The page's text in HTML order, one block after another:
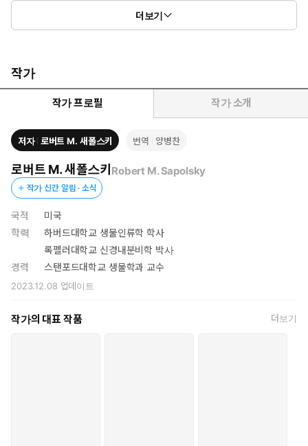
가”라 평한, 세계 최고의 신경과학자 로버트 M. 새폴스키의 신작
『모든 것은 결정되어 있다』가 출간됐다. 새폴스키는 전작 『행
동』에서 인간이 때로 왜 최선의 행동을 하고, 왜 최악의 행동을
하는지, 그에 영향을 미친 것은 무엇인지에 관한 질문을 신경생
물학적 관점에서 다뤘다. 이 논의의 연장선상에서 그는 인간의
행동과 생각을 결정하는 문제에 대한 또다른 논쟁을 다루는데, 바
로 ‘자유의지’다. 과연 인간에게는 특정 행동을 지시하는 별도의
자아나 의식이 존재하는가?
오랫동안 과학계와 철학계에서 ‘결정론’과 ‘자유의지’를 둘러싼 논쟁
―세계는 자연법칙에 따라 특정하게 결정된 것인지 아닌지, 또한 인
간의 행동이 유전과 환경의 지배에 따라 결정되는 것인지, 순전히
자유의지에 따른 것인지―은 지속되었으며, 이는 학계는 물론 종교
와 사법 분야에서도 깊이 다뤄진 주제다. 또한 자연과학이 발전하면
인정할지의 문제는 뇌과학과 심리학의 뜨거운 감자였다. 지속된 논
행동은 결정론을 따르지만 자유의지도 있다’는 것이다. 하지만 새폴
더보기
작가
작가 프로필 작가 소개
저자 로버트 M. 새폴스키 번역 양병찬
로버트 M. 새폴스키 Robert M. Sapolsky
작가 신간 알림 · 소식
국적
미국
학력
하버드대학교 생물인류학 학사
록펠러대학교 신경내분비학 박사
경력
스탠포드대학교 생물학과 교수
2023.12.08 업데이트
작가의 대표 작품 더보기